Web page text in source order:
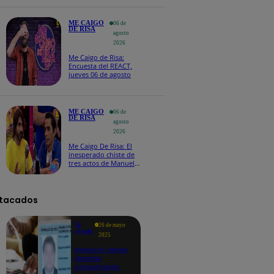
ME CAIGO
DE RISA
06 de
agosto
2026
Me Caigo de Risa:
Encuesta del REACT,
jueves 06 de agosto
ME CAIGO
DE RISA
06 de
agosto
2026
Me Caigo De Risa: El
inesperado chiste de
tres actos de Manuel
Te
ayudo
26 de mayo
2025
Revisa si tienes
deudas
consultando